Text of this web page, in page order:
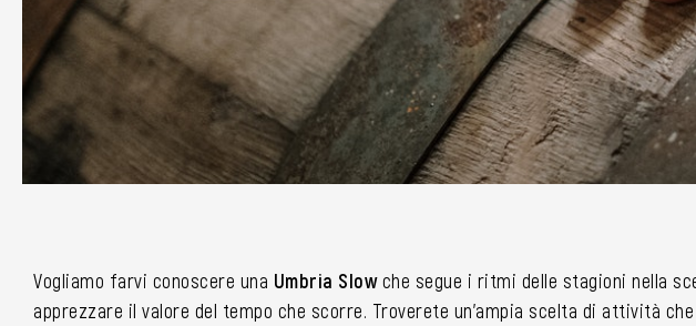
Vogliamo farvi conoscere una Umbria Slowche segue i ritmi delle stagioni nella
apprezzare il valore del tempo che scorre. Troverete un’ampia scelta di attività